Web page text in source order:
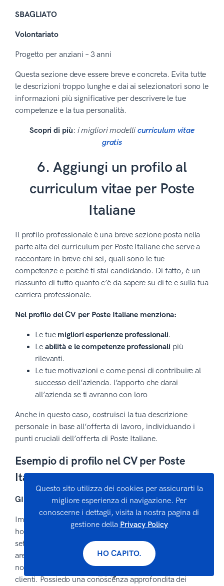
SBAGLIATO
Volontariato
Progetto per anziani – 3 anni
Questa sezione deve essere breve e concreta. Evita tutte
le descrizioni troppo lunghe e dai ai selezionatori sono le
informazioni più significative per descrivere le tue
competenze e la tua personalità.
Scopri di più: i migliori modelli curriculum vitae
gratis
6. Aggiungi un profilo al
curriculum vitae per Poste
Italiane
Il profilo professionale è una breve sezione posta nella
parte alta del curriculum per Poste Italiane che serve a
raccontare in breve chi sei, quali sono le tue
competenze e perché ti stai candidando. Di fatto, è un
riassunto di tutto quanto c’è da sapere su di te e sulla tua
carriera professionale.
Nel profilo del CV per Poste Italiane menziona:
Le tue migliori esperienze professionali.
Le abilità e le competenze professionali più
rilevanti.
Le tue motivazioni e come pensi di contribuire al
successo dell’azienda. l’apporto che darai
all’azienda se ti avranno con loro
Anche in questo caso, costruisci la tua descrizione
personale in base all’offerta di lavoro, individuando i
punti cruciali dell’offerta di Poste Italiane.
Esempio di profilo nel CV per Poste
Italiane
GIUSTO
Impiegato presso servizi postali privati da oltre 3 anni,
ho sviluppato una solida passione e competenza nel
settore postale. La mia esperienza si estende a diverse
aree, compresa la gestione di pagamenti e bollettini,
nonché l’abilità nel gestire situazioni di tensione con i
clienti. Possiedo una conoscenza approfondita dei
Questo sito utilizza dei cookies per assicurarti la
migliore esperienza di navigazione. Per
conoscerne i dettagli, visita la nostra pagina di
gestione della Privacy Policy
HO CAPITO.